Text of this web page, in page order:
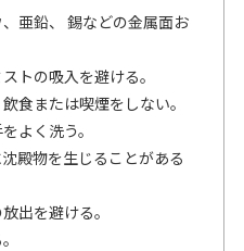
亜鉛、 錫などの金属面お
トの吸入を避ける。
食または喫煙をしない。
よく洗う。
殿物を生じることがある
出を避ける。